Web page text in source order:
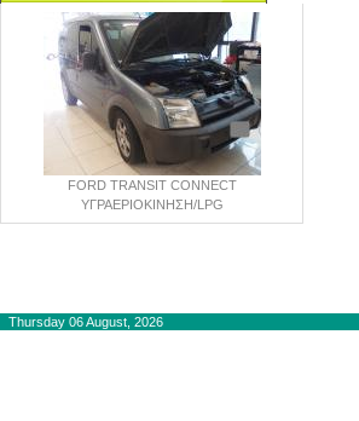
FORD TRANSIT CONNECT
ΥΓΡΑΕΡΙΟΚΙΝΗΣΗ/LPG
Thursday 06 August, 2026